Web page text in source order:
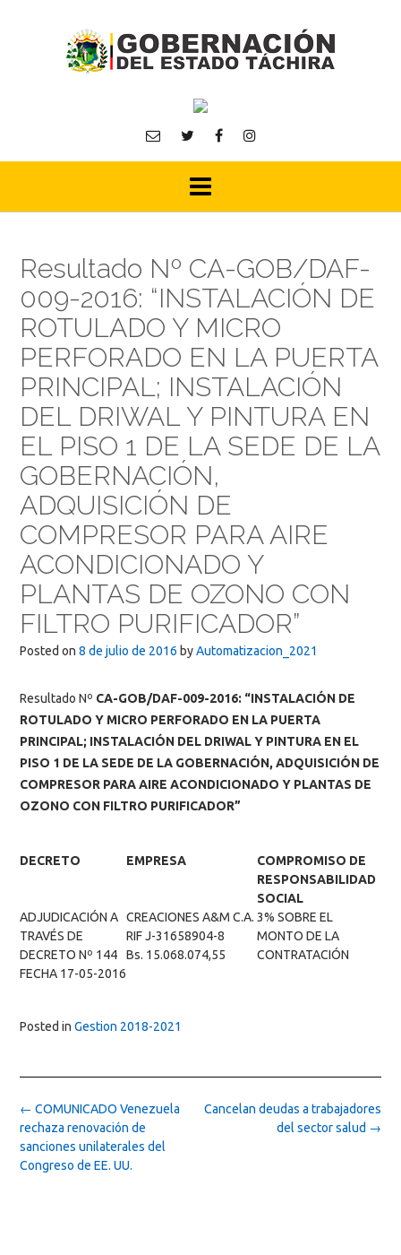
Resultado Nº CA-GOB/DAF-
009-2016: “INSTALACIÓN DE
ROTULADO Y MICRO
PERFORADO EN LA PUERTA
PRINCIPAL; INSTALACIÓN
DEL DRIWAL Y PINTURA EN
EL PISO 1 DE LA SEDE DE LA
GOBERNACIÓN,
ADQUISICIÓN DE
COMPRESOR PARA AIRE
ACONDICIONADO Y
PLANTAS DE OZONO CON
FILTRO PURIFICADOR”
Posted on 8 de julio de 2016 byAutomatizacion_2021
Resultado Nº CA-GOB/DAF-009-2016: “INSTALACIÓN DE
ROTULADO Y MICRO PERFORADO EN LA PUERTA
PRINCIPAL; INSTALACIÓN DEL DRIWAL Y PINTURA EN EL
PISO 1 DE LA SEDE DE LA GOBERNACIÓN, ADQUISICIÓN DE
COMPRESOR PARA AIRE ACONDICIONADO Y PLANTAS DE
OZONO CON FILTRO PURIFICADOR”
DECRETO EMPRESA
COMPROMISO DE
RESPONSABILIDAD
SOCIAL
ADJUDICACIÓN A
TRAVÉS DE
DECRETO Nº 144
FECHA 17-05-2016
CREACIONES A&M C.A.
RIF J-31658904-8
Bs. 15.068.074,55
3% SOBRE EL
MONTO DE LA
CONTRATACIÓN
Posted in Gestion 2018-2021
Post
navigation
Cancelan deudas a trabajadores
del sector salud →
← COMUNICADO Venezuela
rechaza renovación de
sanciones unilaterales del
Congreso de EE. UU.